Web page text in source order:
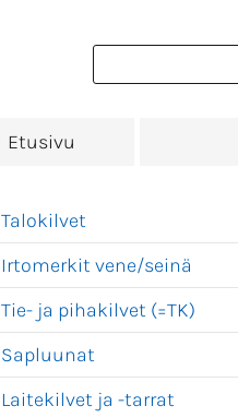
Etusivu
Talokilvet
Irtomerkit vene/seinä
Tie- ja pihakilvet (=TK)
Sapluunat
Laitekilvet ja -tarrat